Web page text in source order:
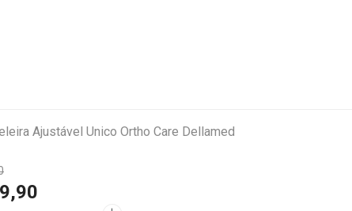
Ajustável Unico Ortho Care Dellamed